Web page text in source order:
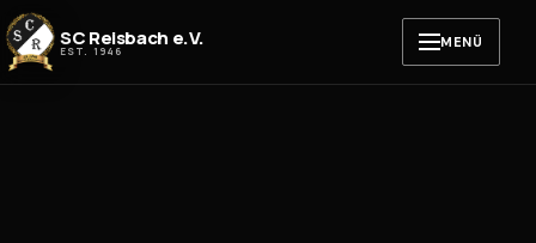
Zum Inhalt springen
SC Reisbach e.V.
EST. 1946 MENÜ